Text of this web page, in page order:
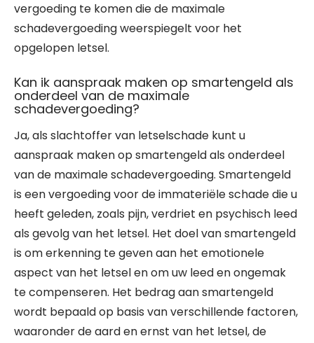
vergoeding te komen die de maximale
schadevergoeding weerspiegelt voor het
opgelopen letsel.
Kan ik aanspraak maken op smartengeld als
onderdeel van de maximale
schadevergoeding?
Ja, als slachtoffer van letselschade kunt u
aanspraak maken op smartengeld als onderdeel
van de maximale schadevergoeding. Smartengeld
is een vergoeding voor de immateriële schade die u
heeft geleden, zoals pijn, verdriet en psychisch leed
als gevolg van het letsel. Het doel van smartengeld
is om erkenning te geven aan het emotionele
aspect van het letsel en om uw leed en ongemak
te compenseren. Het bedrag aan smartengeld
wordt bepaald op basis van verschillende factoren,
waaronder de aard en ernst van het letsel, de